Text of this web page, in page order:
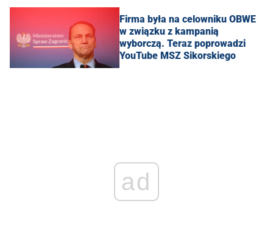
Firma była na celowniku OBWE
w związku z kampanią
wyborczą. Teraz poprowadzi
YouTube MSZ Sikorskiego
ad